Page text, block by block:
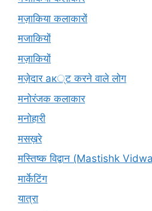
मज़ाकिया कलाकारों
मजाकियों
मज़ाकियों
मज़ेदार ак्ट करने वाले लोग
मनोरंजक कलाकार
मनोहारी
मसख़रे
मस्तिष्क विद्वान (Mastishk
मार्केटिंग
यात्रा